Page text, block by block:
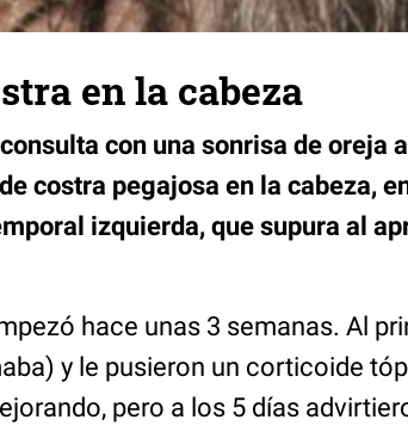
en la cabeza
con una sonrisa de oreja
costra pegajosa en la cabeza,
izquierda, que supura al
hace unas 3 semanas. Al
y le pusieron un corticoide
pero a los 5 días